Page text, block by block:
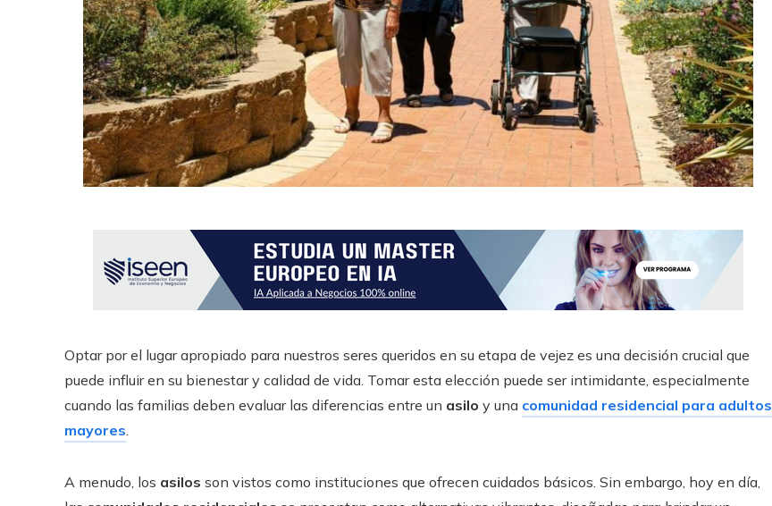
Optar por el lugar apropiado para nuestros seres queridos en su etapa de vejez es una decisión crucial que
puede influir en su bienestar y calidad de vida. Tomar esta elección puede ser intimidante, especialmente
cuando las familias deben evaluar las diferencias entre un asilo y una comunidad residencial para adultos
mayores
A menudo, los asilos son vistos como instituciones que ofrecen cuidados básicos. Sin embargo, hoy en día,